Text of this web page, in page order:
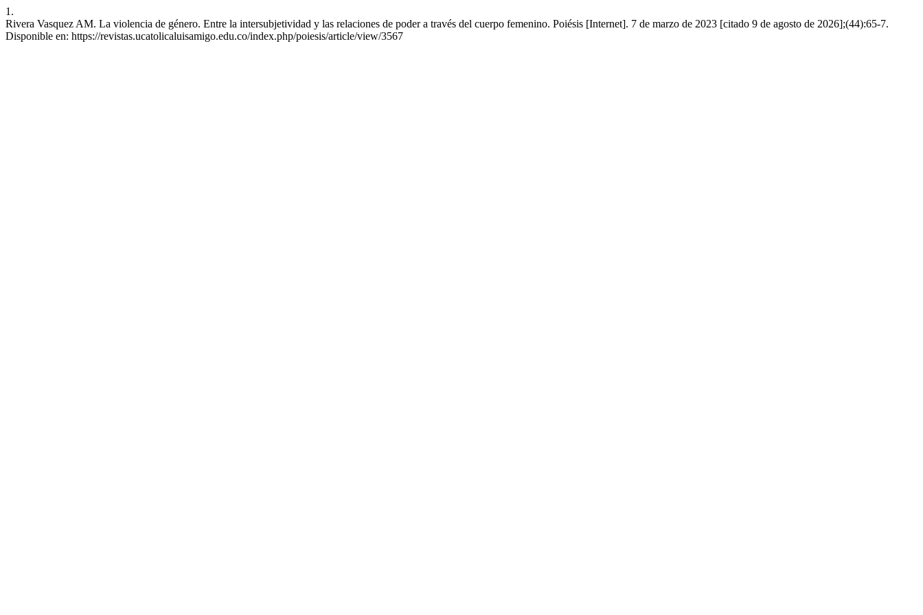
1.
Rivera Vasquez AM. La violencia de género. Entre la intersubjetividad y las relaciones de poder a través del cuerpo femenino. Poiésis [Internet]. 7 de marzo de 2023 [citado 9 de agosto de 2026];(44):65-7.
Disponible en: https://revistas.ucatolicaluisamigo.edu.co/index.php/poiesis/article/view/3567